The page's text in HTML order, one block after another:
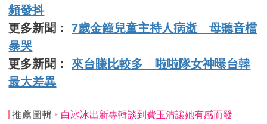
頻發抖
更多新聞：7歲金鐘兒童主持人病逝 母聽音檔
暴哭
更多新聞： 來台賺比較多 啦啦隊女神曝台韓
最大差異
推薦圖輯 白冰冰出新專輯談到費玉清讓她有感而發